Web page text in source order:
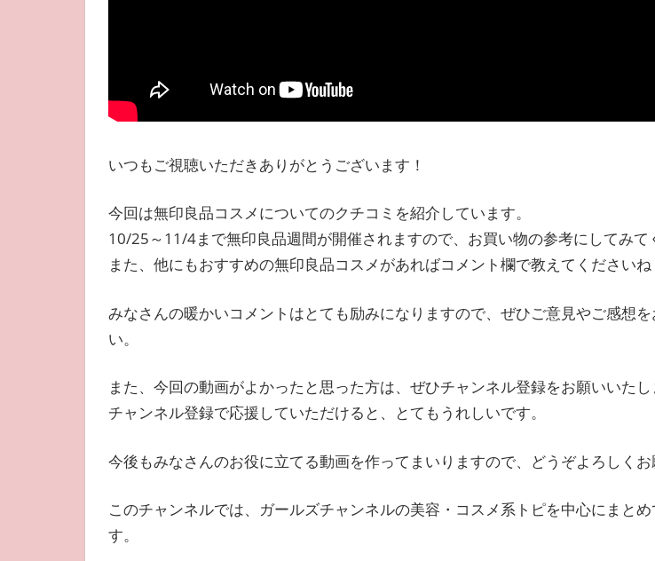
いつもご視聴いただきありがとうございます！
今回は無印良品コスメについてのクチコミを紹介しています。
10/25～11/4まで無印良品週間が開催されますので、お買い物の参考にしてみて
また、他にもおすすめの無印良品コスメがあればコメント欄で教えてくださいね
みなさんの暖かいコメントはとても励みになりますので、ぜひご意見やご感想
い。
また、今回の動画がよかったと思った方は、ぜひチャンネル登録をお願いいた
チャンネル登録で応援していただけると、とてもうれしいです。
今後もみなさんのお役に立てる動画を作ってまいりますので、どうぞよろしくお
このチャンネルでは、ガールズチャンネルの美容・コスメ系トピを中心にまと
す。